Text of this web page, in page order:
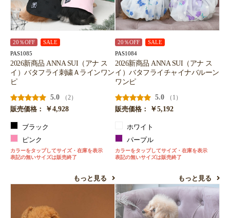
20％OFF SALE
PAS1085
2026新商品 ANNA SUI（アナ ス
イ）バタフライ刺繍Ａラインワン
ピ
5.0
（2）
販売価格：
￥4,928
ブラック
ピンク
カラーをタップしてサイズ・在庫を表示
表記の無いサイズは販売終了
もっと見る
20％OFF SALE
PAS1084
2026新商品 ANNA SUI（アナ ス
イ）バタフライチャイナバルーン
ワンピ
5.0
（1）
販売価格：
￥5,192
ホワイト
パープル
カラーをタップしてサイズ・在庫を表示
表記の無いサイズは販売終了
もっと見る